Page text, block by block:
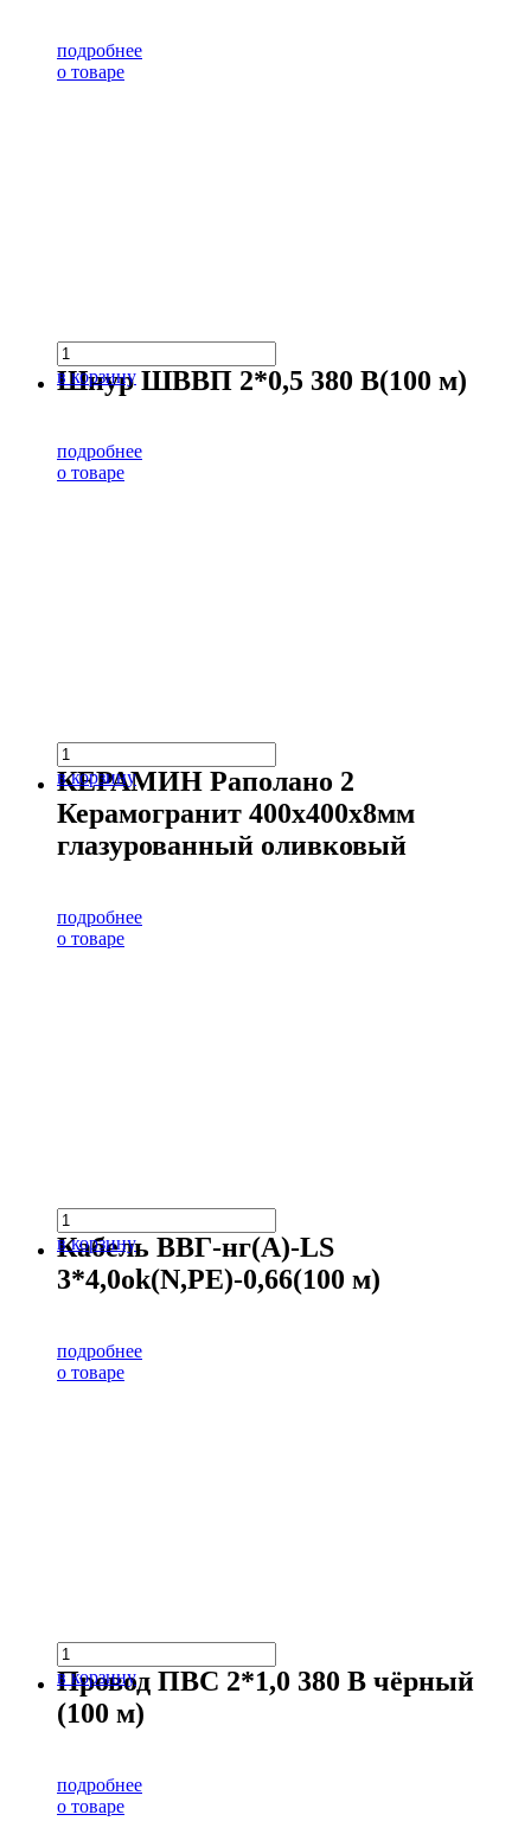
подробнее
о товаре
в корзину
Шнур ШВВП 2*0,5 380 В(100 м)
подробнее
о товаре
в корзину
КЕРАМИН Раполано 2
Керамогранит 400х400х8мм
глазурованный оливковый
подробнее
о товаре
в корзину
Кабель ВВГ-нг(А)-LS
3*4,0ok(N,PE)-0,66(100 м)
подробнее
о товаре
в корзину
Провод ПВС 2*1,0 380 В чёрный
(100 м)
подробнее
о товаре